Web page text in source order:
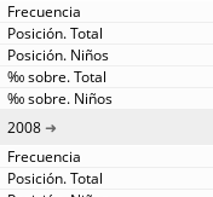
2008